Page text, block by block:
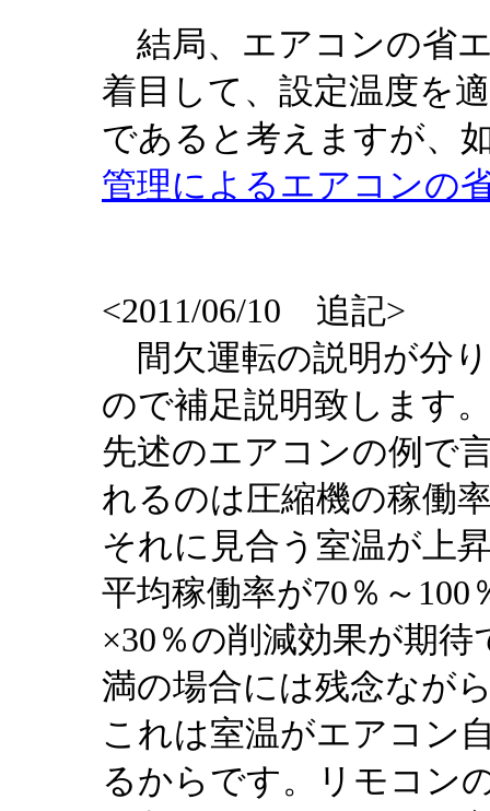
結局、エアコンの省
着目して、設定温度を
であると考えますが、
管理によるエアコンの
<2011/06/10 追記>
間欠運転の説明が分
ので補足説明致します
先述のエアコンの例で
れるのは圧縮機の稼働
それに見合う室温が上
平均稼働率が70％～
×30％の削減効果が期
満の場合には残念なが
これは室温がエアコン
るからです。リモコン